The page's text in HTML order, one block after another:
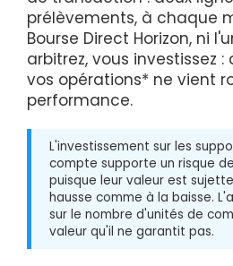
prélèvements, à chaque
Bourse Direct Horizon, ni
arbitrez, vous investissez
vos opérations* ne vient
performance.
L'investissement sur les
compte supporte un risque
puisque leur valeur est
hausse comme à la baisse.
sur le nombre d'unités de
valeur qu'il ne garantit pas.